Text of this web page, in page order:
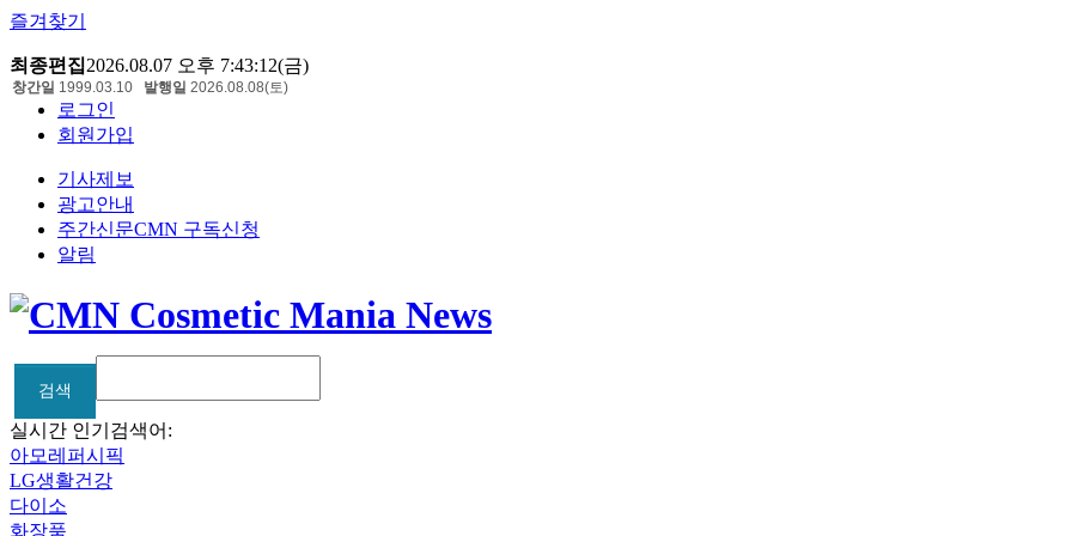
즐겨찾기
최종편집2026.08.07 오후 7:43:12(금)
로그인
회원가입
기사제보
광고안내
주간신문CMN 구독신청
알림
창간일 1999.03.10 발행일 2026.08.08(토)
검색
검색
실시간 인기검색어:
아모레퍼시픽
LG생활건강
다이소
화장품